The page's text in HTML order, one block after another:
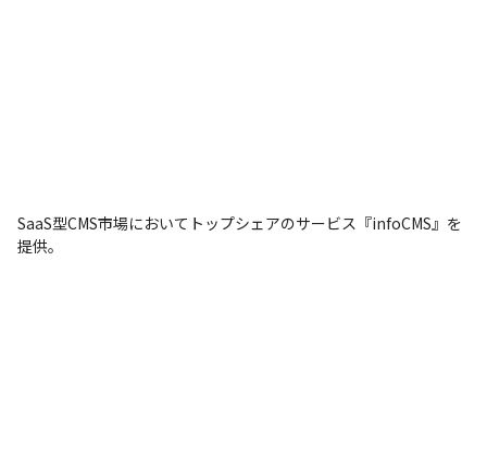
SaaS型CMS市場においてトップシェアのサービス『infoCMS』を
提供。